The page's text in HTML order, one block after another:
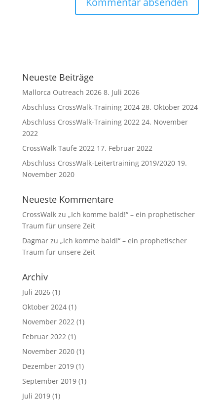
Neueste Beiträge
Mallorca Outreach 2026 8. Juli 2026
Abschluss CrossWalk-Training 2024 28. Oktober 2024
Abschluss CrossWalk-Training 2022 24. November
2022
CrossWalk Taufe 2022 17. Februar 2022
Abschluss CrossWalk-Leitertraining 2019/2020 19.
November 2020
Neueste Kommentare
CrossWalkzu „Ich komme bald!“ – ein prophetischer
Traum für unsere Zeit
Dagmarzu „Ich komme bald!“ – ein prophetischer
Traum für unsere Zeit
Archiv
Juli 2026(1)
Oktober 2024(1)
November 2022(1)
Februar 2022(1)
November 2020(1)
Dezember 2019(1)
September 2019(1)
Juli 2019(1)